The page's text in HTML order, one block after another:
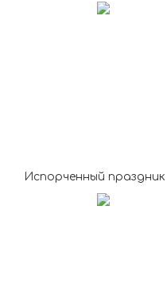
Испорченный праздник